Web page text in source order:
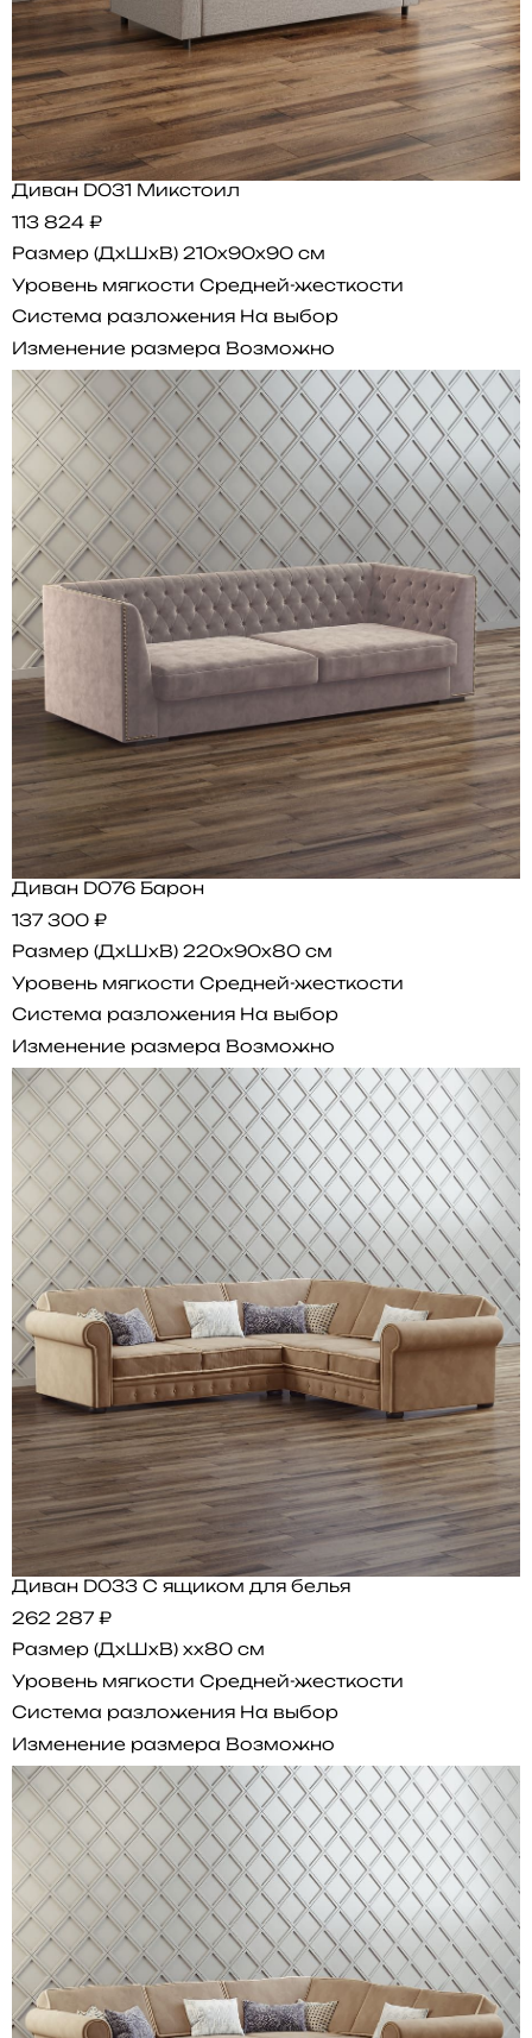
Диван D031 Микстоил
113 824 ₽
Размер (ДхШхВ) 210x90x90 см
Уровень мягкости Средней-жесткости
Система разложения На выбор
Изменение размера Возможно
Диван D076 Барон
137 300 ₽
Размер (ДхШхВ) 220x90x80 см
Уровень мягкости Средней-жесткости
Система разложения На выбор
Изменение размера Возможно
Диван D033 С ящиком для белья
262 287 ₽
Размер (ДхШхВ) xx80 см
Уровень мягкости Средней-жесткости
Система разложения На выбор
Изменение размера Возможно